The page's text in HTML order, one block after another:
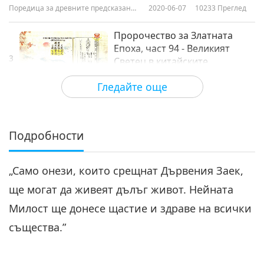
Гледайте още
Поредица за древните предсказания
2020-06-07 10233 Преглед
3
Пророчество за Златната
Епоха, част 94 - Великият
Светец в китайските
пророчества
Поредица за древните предсказания
за нашата планета
2020-06-14 9697
4
24:27
пророчества
Поредица за древните предсказания
2020-06-21 9505 Преглед
Пророчество за Златната
Епоха, част 96 - Великият
Подробности
„Само онези, които срещнат Дървения Заек,
ще могат да живеят дълъг живот. Нейната
Милост ще донесе щастие и здраве на всички
същества.”